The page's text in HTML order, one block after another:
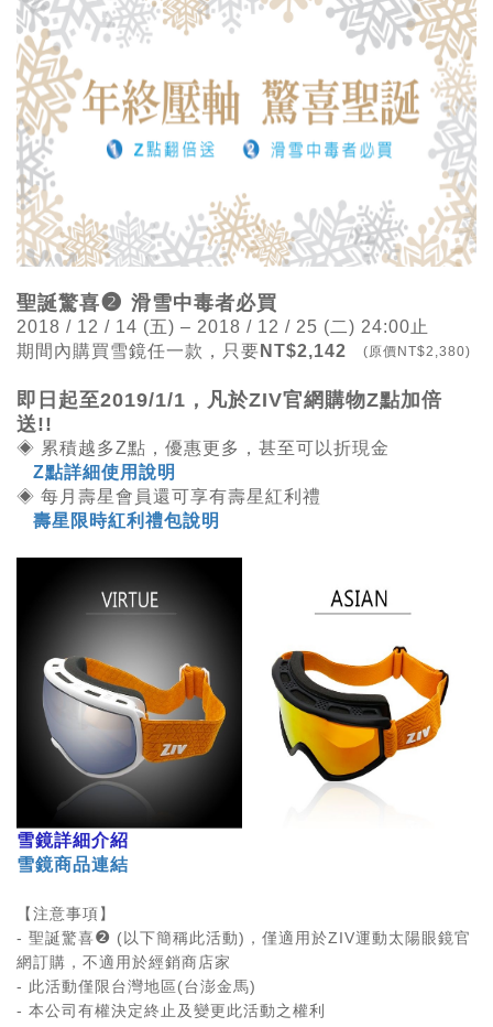
聖誕驚喜❷ 滑雪中毒者必買
2018 / 12 / 14 (五) – 2018 / 12 / 25 (二) 24:00止
期間內購買雪鏡任一款，只要 NT$2,142 (原價NT$2,380)
即日起至2019/1/1，凡於ZIV官網購物Z點加倍
送!!
◈ 累積越多Z點，優惠更多，甚至可以折現金
Z點詳細使用說明
◈ 每月壽星會員還可享有壽星紅利禮
壽星限時紅利禮包說明
雪鏡詳細介紹
雪鏡商品連結
【注意事項】
- 聖誕驚喜❷ (以下簡稱此活動) ，僅適用於ZIV運動太陽眼鏡官
網訂購，不適用於經銷商店家
- 此活動僅限台灣地區(台澎金馬)
- 本公司有權決定終止及變更此活動之權利